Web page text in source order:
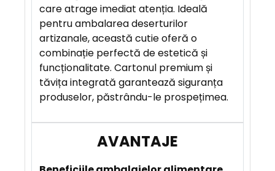
I
E
R
E
V
A
A
care atrage imediat atenția. Ideală
pentru ambalarea deserturilor
artizanale, această cutie oferă o
combinație perfectă de estetică și
funcționalitate. Cartonul premium și
tăvița integrată garantează siguranța
produselor, păstrându-le prospețimea.